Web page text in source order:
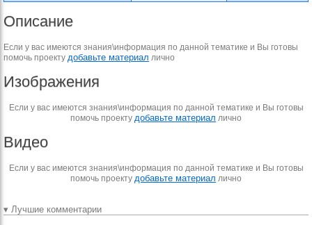
Описание
Если у вас имеются знания\информация по данной тематике и Вы готовы
помочь проекту добавьте материал лично
Изображения
Если у вас имеются знания\информация по данной тематике и Вы готовы
помочь проекту добавьте материал лично
Видео
Если у вас имеются знания\информация по данной тематике и Вы готовы
помочь проекту добавьте материал лично
▾ Лучшие комментарии